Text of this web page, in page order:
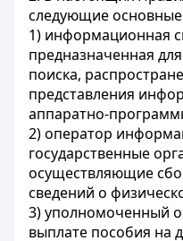
следующие
1) информационная
предназначенная
поиска,
представления
аппаратно-
2) оператор
государственные
осуществляющие
сведений о
3) уполномоченный
выплате пособия на